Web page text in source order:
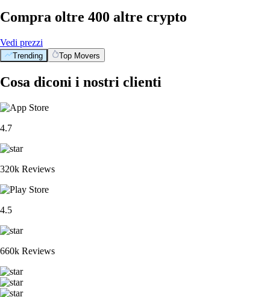
Compra oltre 400 altre crypto
Vedi prezzi
Trending Top Movers
Cosa diconi i nostri clienti
4.7
320k Reviews
4.5
660k Reviews